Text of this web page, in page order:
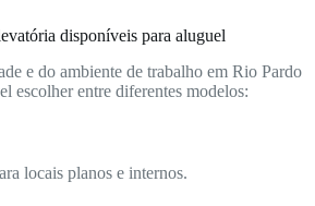
disponíveis para aluguel
e do ambiente de trabalho em Rio Pardo
escolher entre diferentes modelos:
locais planos e internos.